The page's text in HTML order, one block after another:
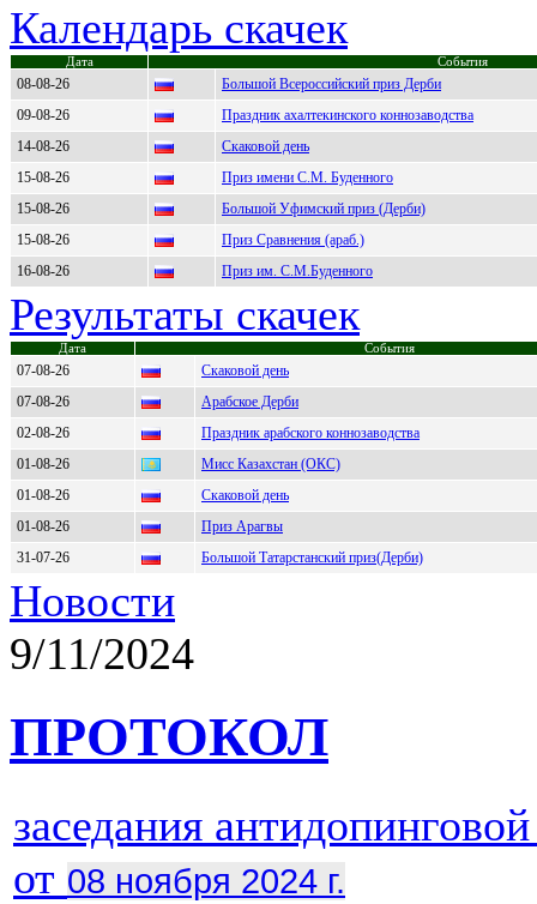
Календарь скачек
Дата События
08-08-26
Большой Всероссийский приз Дерби
09-08-26
Праздник ахалтекинского коннозаводства
14-08-26
Скаковой день
15-08-26
Приз имени С.М. Буденного
15-08-26
Большой Уфимский приз (Дерби)
15-08-26
Приз Сравнения (араб.)
16-08-26
Приз им. С.М.Буденного
Результаты скачек
Дата События
07-08-26
Скаковой день
07-08-26
Арабское Дерби
02-08-26
Праздник арабского коннозаводства
01-08-26
Мисс Казахстан (ОКС)
01-08-26
Скаковой день
01-08-26
Приз Арагвы
31-07-26
Большой Татарстанский приз(Дерби)
Новости
9/11/2024
ПРОТОКОЛ
заседания
от 08 ноября 2024 г.